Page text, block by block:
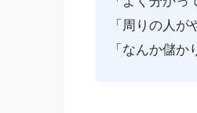
「周りの人が
「なんか儲か